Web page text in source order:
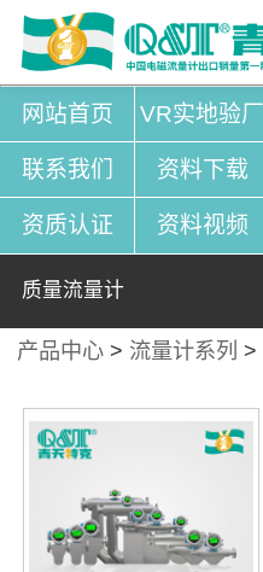
网站首页 VR实地验厂
联系我们 资料下载
资质认证 资料视频
质量流量计
产品中心 > 流量计系列 >